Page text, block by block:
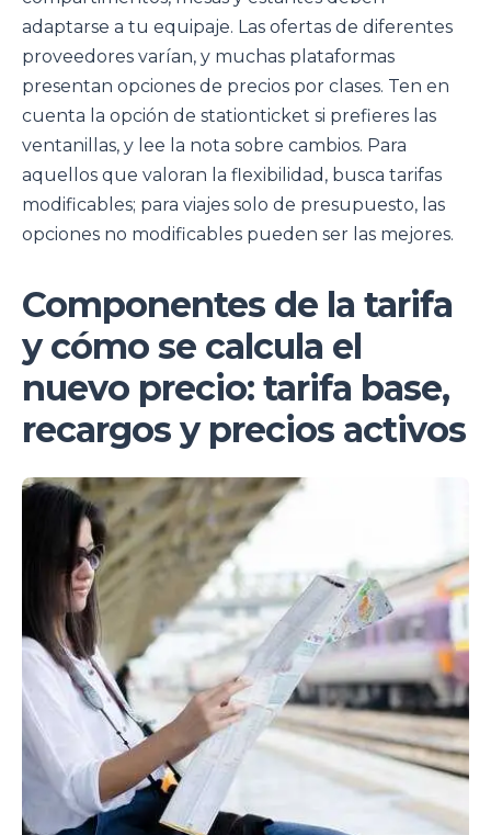
adaptarse a tu equipaje. Las ofertas de diferentes
proveedores varían, y muchas plataformas
presentan opciones de precios por clases. Ten en
cuenta la opción de stationticket si prefieres las
ventanillas, y lee la nota sobre cambios. Para
aquellos que valoran la flexibilidad, busca tarifas
modificables; para viajes solo de presupuesto, las
opciones no modificables pueden ser las mejores.
Componentes de la tarifa
y cómo se calcula el
nuevo precio: tarifa base,
recargos y precios activos